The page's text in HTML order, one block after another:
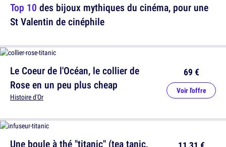
Le Coeur de l'Océan, le collier de
Rose en un peu plus cheap
Histoire d'Or
69 €
Voir l'offre
Top 10 des bijoux mythiques du cinéma, pour une
St Valentin de cinéphile
Une boule à thé "titanic" (tea tanic,